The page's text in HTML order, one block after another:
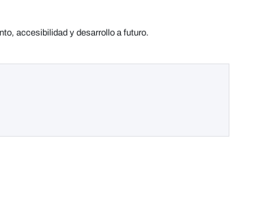
accesibilidad y desarrollo a futuro.